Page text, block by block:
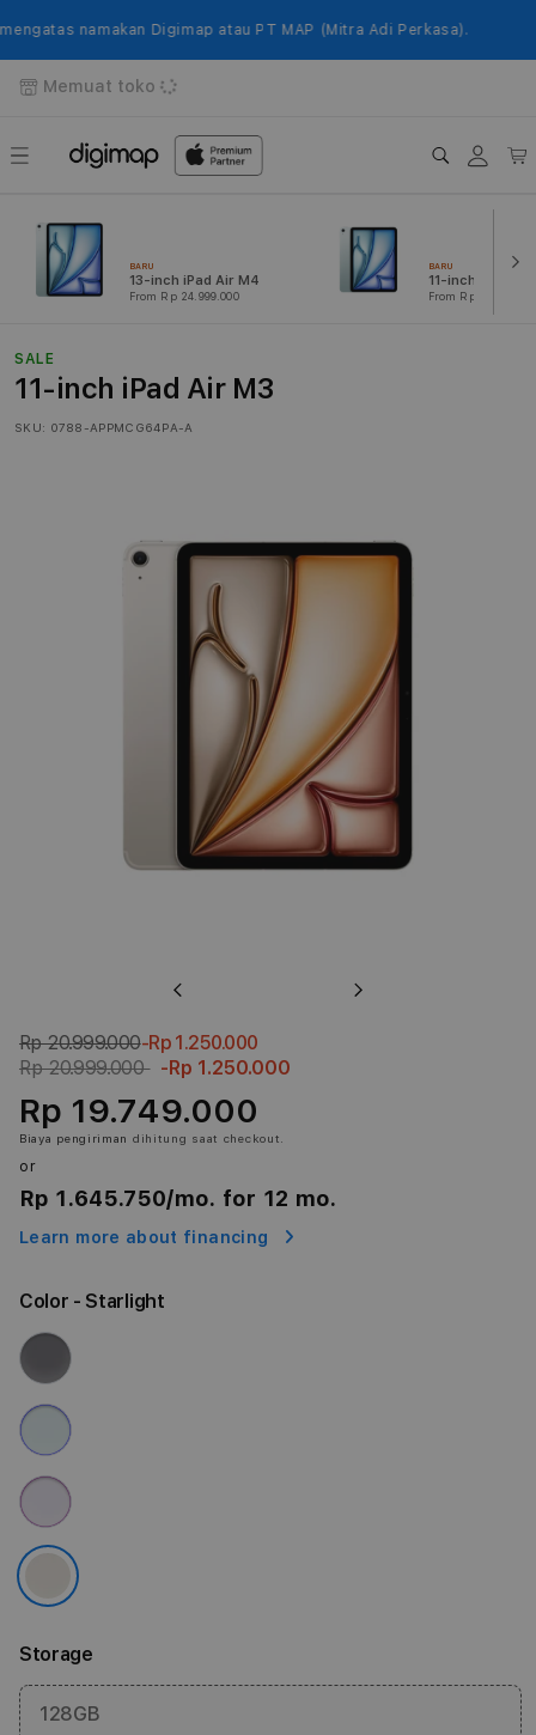
ke namakan Digimap atau PT MAP (Mitra Adi Perkasa).
Memuat toko
Login
BARU
13-inch iPad Air M4
From Rp 24.999.000
BARU
11-inch iPad Air
From Rp 14.749.000
SALE
11-inch iPad Air M3
SKU: 0788-APPMCG64PA-A
Previous Next
Rp 20.999.000-Rp 1.250.000
Rp 20.999.000 -Rp 1.250.000
Rp 19.749.000
Biaya pengiriman dihitung saat checkout.
or
Rp 1.645.750/mo. for 12 mo.
Learn more about financing
Color - Starlight
Storage
128GB